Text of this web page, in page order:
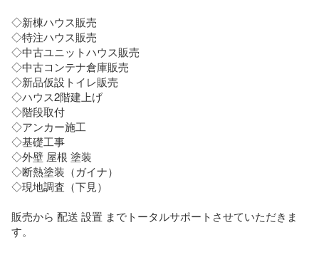
◇新棟ハウス販売
◇特注ハウス販売
◇中古ユニットハウス販売
◇中古コンテナ倉庫販売
◇新品仮設トイレ販売
◇ハウス2階建上げ
◇階段取付
◇アンカー施工
◇基礎工事
◇外壁 屋根 塗装
◇断熱塗装（ガイナ）
◇現地調査（下見）
販売から 配送 設置 までトータルサポートさせていただきま
す。